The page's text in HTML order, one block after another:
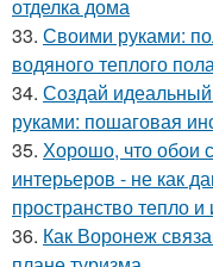
отделка дома
33. Своими руками:
водяного теплого
34. Создай
руками: пошаговая
35. Хорошо, что обои
интерьеров - не как
пространство тепло
36. Как Воронеж